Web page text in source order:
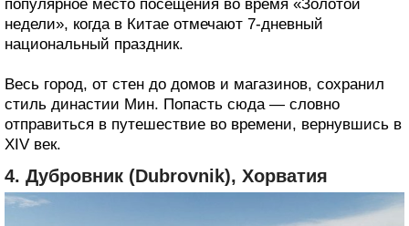
популярное место посещения во время «Золотой
недели», когда в Китае отмечают 7-дневный
национальный праздник.
Весь город, от стен до домов и магазинов, сохранил
стиль династии Мин. Попасть сюда — словно
отправиться в путешествие во времени, вернувшись в
XIV век.
4. Дубровник (Dubrovnik), Хорватия